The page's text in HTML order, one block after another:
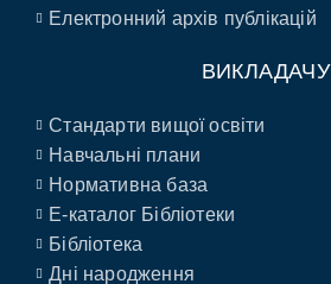
Електронний архів публікацій
ВИКЛАДАЧУ
Стандарти вищої освіти
Навчальні плани
Нормативна база
E-каталог Бібліотеки
Бібліотека
Дні народження